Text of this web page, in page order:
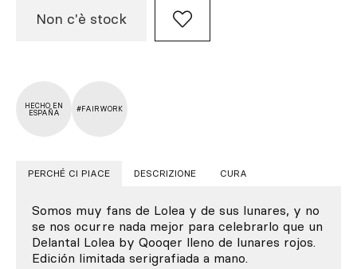
Non c'è stock
HECHO EN
ESPAÑA
#FAIRWORK
PERCHÉ CI PIACE DESCRIZIONE CURA
Somos muy fans de Lolea y de sus lunares, y no
se nos ocurre nada mejor para celebrarlo que un
Delantal Lolea by Qooqer lleno de lunares rojos.
Edición limitada serigrafiada a mano.